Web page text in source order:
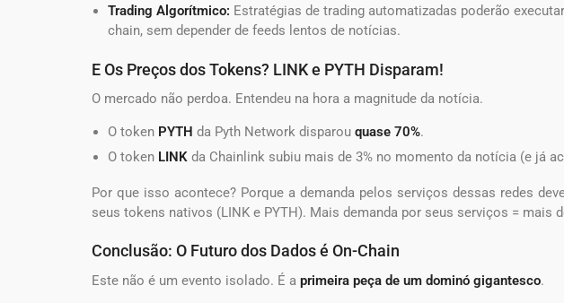
Trading Algorítmico: Estratégias de trading automatizadas poderão
chain, sem depender de feeds lentos de notícias.
E Os Preços dos Tokens? LINK e PYTH Disparam!
O mercado não perdoa. Entendeu na hora a magnitude da notícia.
O token PYTH da Pyth Network disparou quase 70%.
O token LINK da Chainlink subiu mais de 3% no momento da notícia (e já
Por que isso acontece? Porque a demanda pelos serviços dessas redes
seus tokens nativos (LINK e PYTH). Mais demanda por seus serviços = mais
Conclusão: O Futuro dos Dados é On-Chain
Este não é um evento isolado. É a primeira peça de um dominó gigantesco.